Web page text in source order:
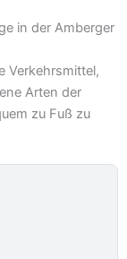
in der Amberger
Verkehrsmittel,
Arten der
zu Fuß zu